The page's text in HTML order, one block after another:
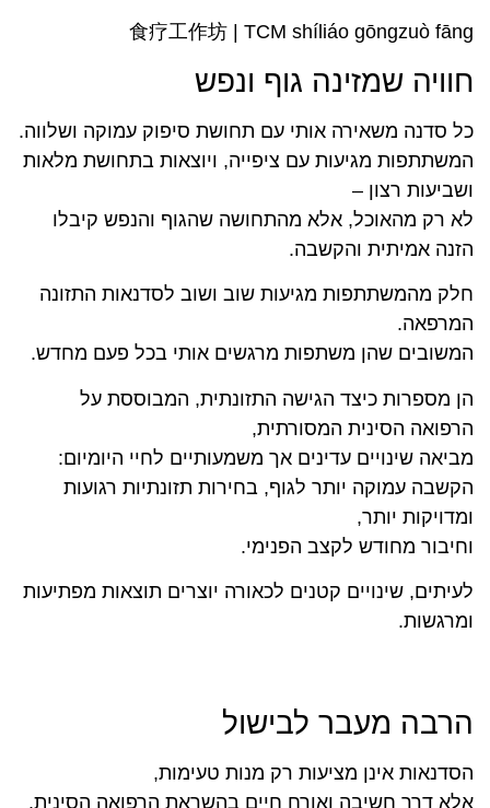
食疗工作坊 | TCM shíliáo gōngzuò fāng
חוויה שמזינה גוף ונפש
כל סדנה משאירה אותי עם תחושת סיפוק עמוקה ושלווה.
המשתתפות מגיעות עם ציפייה, ויוצאות בתחושת מלאות
ושביעות רצון –
לא רק מהאוכל, אלא מהתחושה שהגוף והנפש קיבלו
הזנה אמיתית והקשבה.
חלק מהמשתתפות מגיעות שוב ושוב לסדנאות התזונה
המרפאה.
המשובים שהן משתפות מרגשים אותי בכל פעם מחדש.
הן מספרות כיצד הגישה התזונתית, המבוססת על
הרפואה הסינית המסורתית,
מביאה שינויים עדינים אך משמעותיים לחיי היומיום:
הקשבה עמוקה יותר לגוף, בחירות תזונתיות רגועות
ומדויקות יותר,
וחיבור מחודש לקצב הפנימי.
לעיתים, שינויים קטנים לכאורה יוצרים תוצאות מפתיעות
ומרגשות.
הרבה מעבר לבישול
הסדנאות אינן מציעות רק מנות טעימות,
אלא דרך חשיבה ואורח חיים בהשראת הרפואה הסינית.